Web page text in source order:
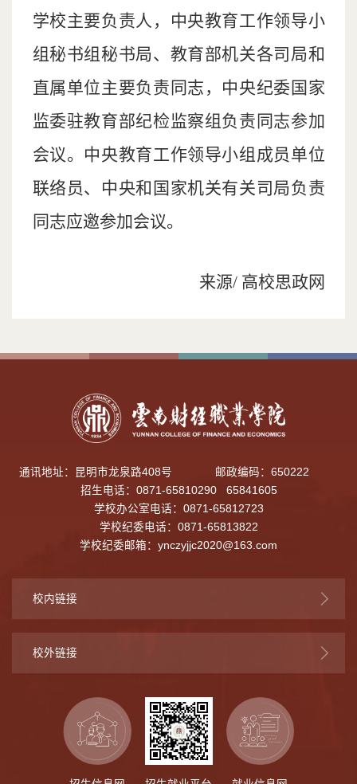
学校主要负责人，中央教育工作领导小
组秘书组秘书局、教育部机关各司局和
直属单位主要负责同志，中央纪委国家
监委驻教育部纪检监察组负责同志参加
会议。中央教育工作领导小组成员单位
联络员、中央和国家机关有关司局负责
同志应邀参加会议。
来源/ 高校思政网
通讯地址：昆明市龙泉路408号
邮政编码：650222
招生电话：0871-65810290 65841605
学校办公室电话：0871-65812723
学校纪委电话：0871-65813822
学校纪委邮箱： ynczyjjc2020@163.com
校内链接
校外链接